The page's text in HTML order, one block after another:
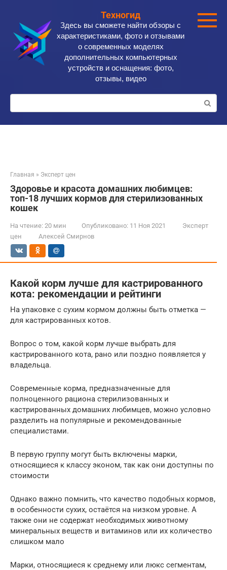
контенту
Техногид
Здесь вы сможете найти обзоры с
характеристиками, фото и отзывами
о современных моделях
дополнительных компьютерных
устройств и оснащения: фото,
отзывы, видео
Поиск:
Главная » Эксперт цен
Здоровье и красота домашних любимцев:
топ-18 лучших кормов для стерилизованных
кошек
На чтение: 20 мин Опубликовано: 11 Ноя 2021
Эксперт
цен
Алексей Смирнов
Какой корм лучше для кастрированного
кота: рекомендации и рейтинги
На упаковке с сухим кормом должны быть отметка —
для кастрированных котов.
Вопрос о том, какой корм лучше выбрать для
кастрированного кота, рано или поздно появляется у
владельца.
Современные корма, предназначенные для
полноценного рациона стерилизованных и
кастрированных домашних любимцев, можно условно
разделить на популярные и рекомендованные
специалистами.
В первую группу могут быть включены марки,
относящиеся к классу эконом, так как они доступны по
стоимости
Однако важно помнить, что качество подобных кормов,
в особенности сухих, остаётся на низком уровне. А
также они не содержат необходимых животному
минеральных веществ и витаминов или их количество
слишком мало
Марки, относящиеся к среднему или люкс сегментам,